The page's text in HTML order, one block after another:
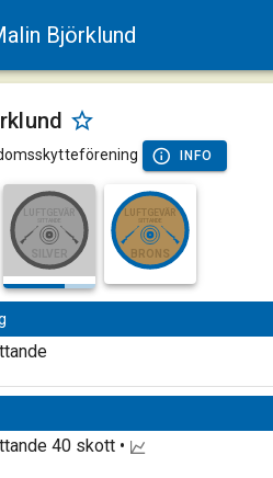
Björklund
INFO
LUFTGEVÄR
SILVER
LUFTGEVÄR
SITTANDE
BRONS
40 skott •